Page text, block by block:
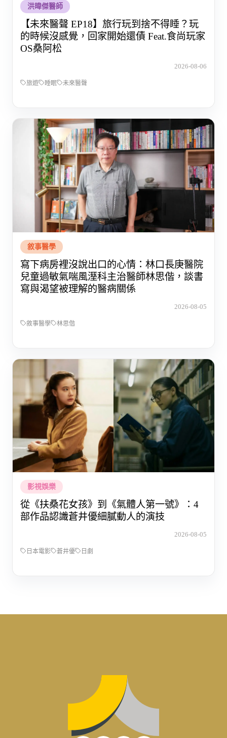
洪暐傑醫師
【未來醫聲 EP18】旅行玩到捨不得睡？玩
的時候沒感覺，回家開始還債 Feat.食尚玩家
OS桑阿松
2026-08-06
旅遊 睡眠 未來醫聲
敘事醫學
寫下病房裡沒說出口的心情：林口長庚醫院
兒童過敏氣喘風溼科主治醫師林思偕，談書
寫與渴望被理解的醫病關係
2026-08-05
敘事醫學 林思偕
影視娛樂
從《扶桑花女孩》到《氣體人第一號》：4
部作品認識蒼井優細膩動人的演技
2026-08-05
日本電影 蒼井優 日劇